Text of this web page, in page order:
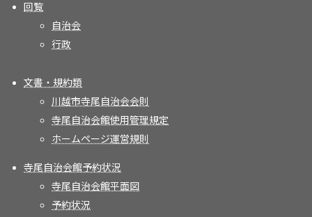
回覧
自治会
行政
文書・規約類
川越市寺尾自治会会則
寺尾自治会館使用管理規定
ホームページ運営規則
寺尾自治会館予約状況
寺尾自治会館平面図
予約状況